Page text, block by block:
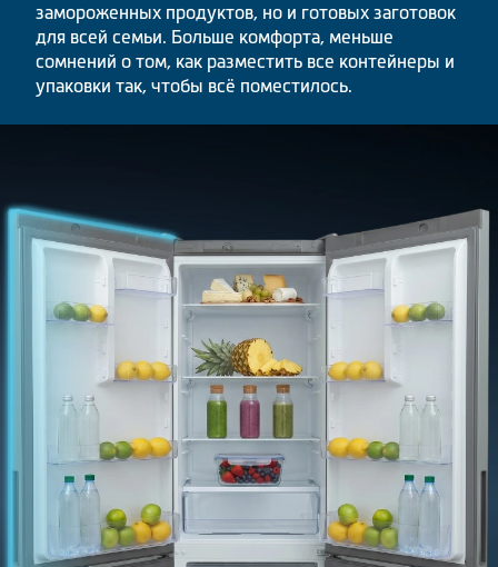
замороженных продуктов, но и готовых заготовок
для всей семьи. Больше комфорта, меньше
сомнений о том, как разместить все контейнеры и
упаковки так, чтобы всё поместилось.